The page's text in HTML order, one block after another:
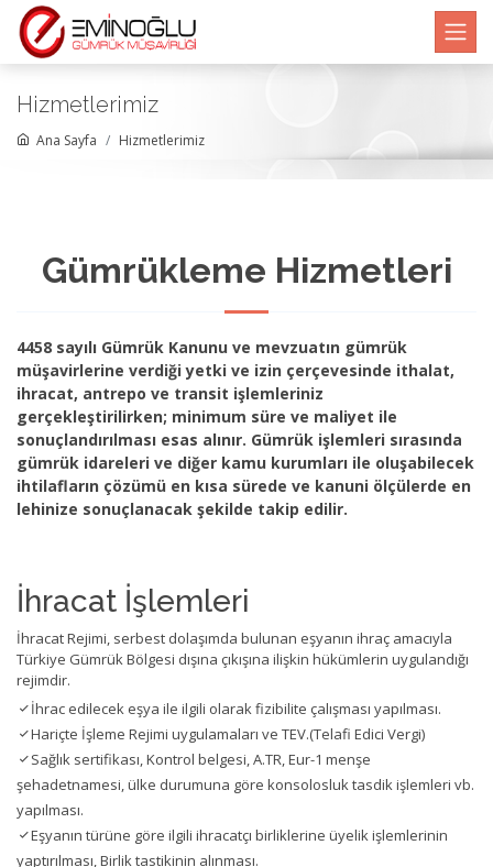
Hizmetlerimiz
Ana Sayfa Hizmetlerimiz
Gümrükleme Hizmetleri
4458 sayılı Gümrük Kanunu ve mevzuatın gümrük
müşavirlerine verdiği yetki ve izin çerçevesinde ithalat,
ihracat, antrepo ve transit işlemleriniz
gerçekleştirilirken; minimum süre ve maliyet ile
sonuçlandırılması esas alınır. Gümrük işlemleri sırasında
gümrük idareleri ve diğer kamu kurumları ile oluşabilecek
ihtilafların çözümü en kısa sürede ve kanuni ölçülerde en
lehinize sonuçlanacak şekilde takip edilir.
İhracat İşlemleri
İhracat Rejimi, serbest dolaşımda bulunan eşyanın ihraç amacıyla
Türkiye Gümrük Bölgesi dışına çıkışına ilişkin hükümlerin uygulandığı
rejimdir.
İhrac edilecek eşya ile ilgili olarak fizibilite çalışması yapılması.
Hariçte İşleme Rejimi uygulamaları ve TEV.(Telafi Edici Vergi)
Sağlık sertifikası, Kontrol belgesi, A.TR, Eur-1 menşe
şehadetnamesi, ülke durumuna göre konsolosluk tasdik işlemleri vb.
yapılması.
Eşyanın türüne göre ilgili ihracatçı birliklerine üyelik işlemlerinin
yaptırılması, Birlik tastikinin alınması.